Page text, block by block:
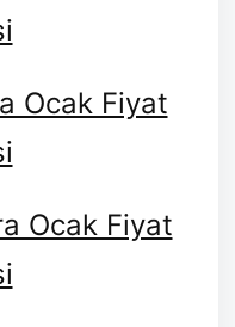
Ocak Fiyat
Ocak Fiyat